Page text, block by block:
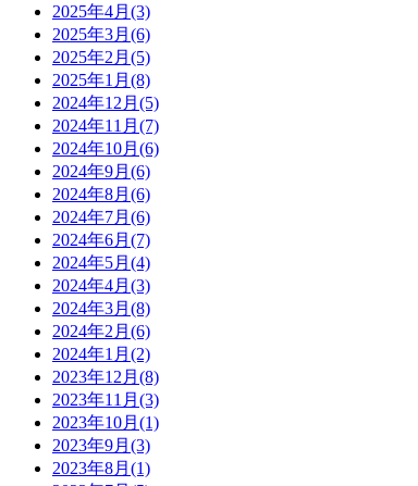
2025年4月(3)
2025年3月(6)
2025年2月(5)
2025年1月(8)
2024年12月(5)
2024年11月(7)
2024年10月(6)
2024年9月(6)
2024年8月(6)
2024年7月(6)
2024年6月(7)
2024年5月(4)
2024年4月(3)
2024年3月(8)
2024年2月(6)
2024年1月(2)
2023年12月(8)
2023年11月(3)
2023年10月(1)
2023年9月(3)
2023年8月(1)